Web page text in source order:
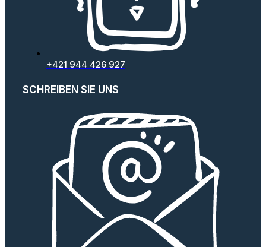
+421 944 426 927
SCHREIBEN SIE UNS